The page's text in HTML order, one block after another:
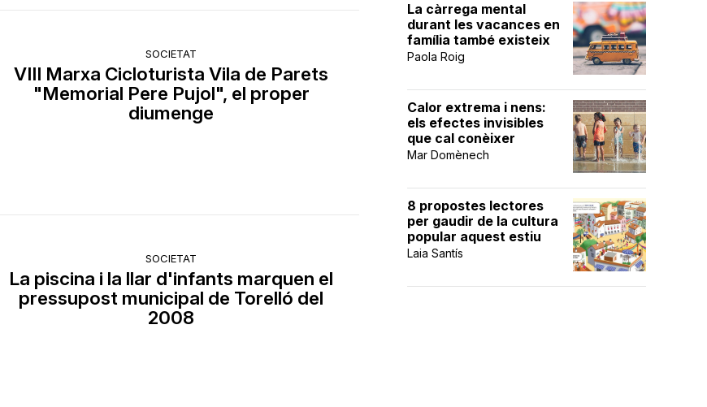
SOCIETAT
VIII Marxa Cicloturista Vila de Parets
"Memorial Pere Pujol", el proper
diumenge
SOCIETAT
La piscina i la llar d'infants marquen el
pressupost municipal de Torelló del
2008
La càrrega mental
durant les vacances en
família també existeix
Paola Roig
Calor extrema i nens:
els efectes invisibles
que cal conèixer
Mar Domènech
8 propostes lectores
per gaudir de la cultura
popular aquest estiu
Laia Santís